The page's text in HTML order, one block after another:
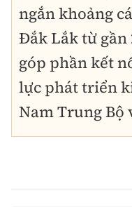
ngắn khoảng
Đắk Lắk từ gần
góp phần kết
lực phát triển
Nam Trung Bộ